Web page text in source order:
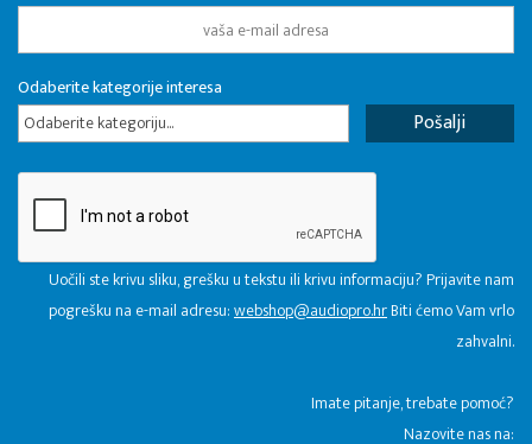
Odaberite kategorije interesa
Odaberite kategoriju...
Uočili ste krivu sliku, grešku u tekstu ili krivu informaciju? Prijavite nam
pogrešku na e-mail adresu:webshop@audiopro.hrBiti ćemo Vam vrlo
zahvalni.
​Imate pitanje, trebate pomoć?
Nazovite nas na: